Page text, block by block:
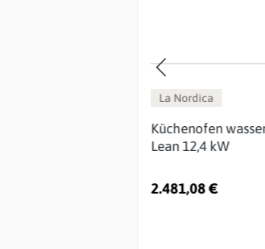
La Nordica
Küchenofen
Lean 12,4 kW
2.481,08 €